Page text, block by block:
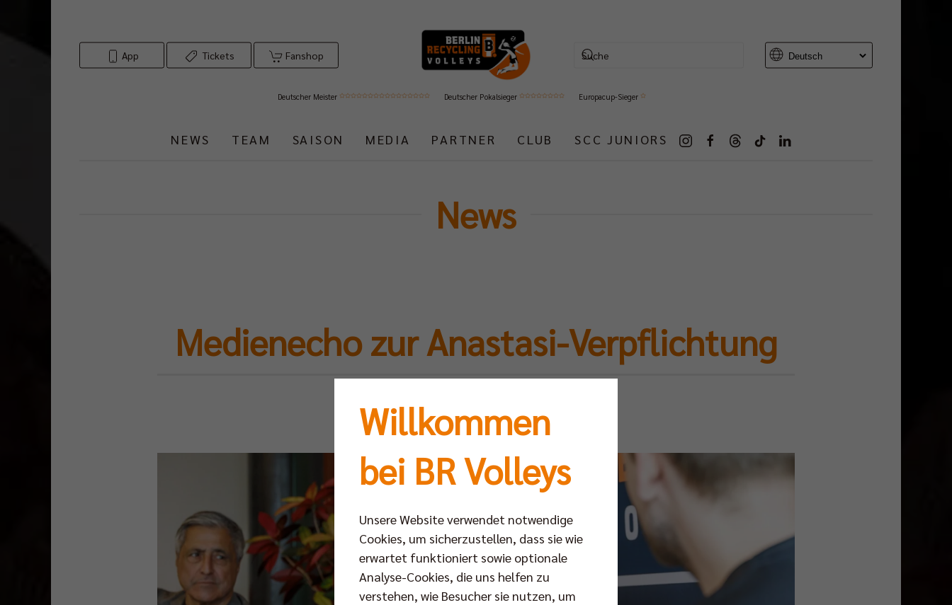
App Tickets Fanshop
Deutscher Meister Deutscher Pokalsieger Europacup-Sieger
NEWS TEAM SAISON MEDIA PARTNER CLUB SCC JUNIORS
News
Medienecho zur Anastasi-Verpflichtung
Willkommen
bei BR Volleys
Unsere Website verwendet notwendige
Cookies, um sicherzustellen, dass sie wie
erwartet funktioniert sowie optionale
Analyse-Cookies, die uns helfen zu
verstehen, wie Besucher sie nutzen, um